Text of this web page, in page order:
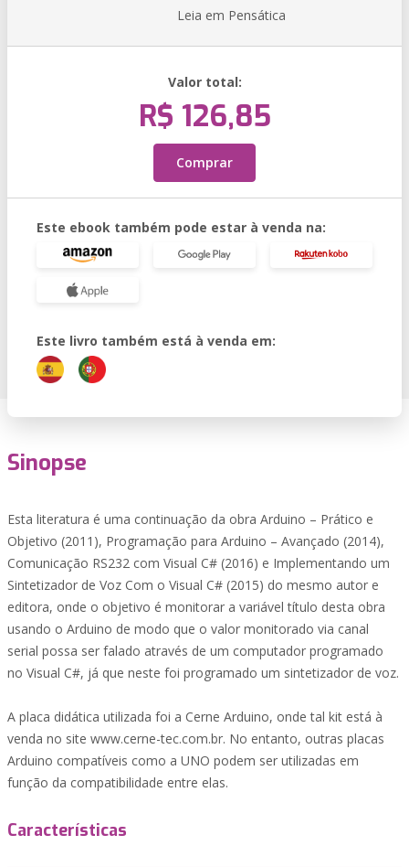
Leia em Pensática
Valor total:
R$ 126,85
Comprar
Este ebook também pode estar à venda na:
Este livro também está à venda em:
Sinopse
Esta literatura é uma continuação da obra Arduino – Prático e
Objetivo (2011), Programação para Arduino – Avançado (2014),
Comunicação RS232 com Visual C# (2016) e Implementando um
Sintetizador de Voz Com o Visual C# (2015) do mesmo autor e
editora, onde o objetivo é monitorar a variável título desta obra
usando o Arduino de modo que o valor monitorado via canal
serial possa ser falado através de um computador programado
no Visual C#, já que neste foi programado um sintetizador de voz.
A placa didática utilizada foi a Cerne Arduino, onde tal kit está à
venda no site www.cerne-tec.com.br. No entanto, outras placas
Arduino compatíveis como a UNO podem ser utilizadas em
função da compatibilidade entre elas.
Características